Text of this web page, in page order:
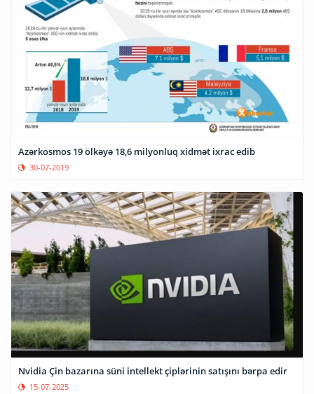
Azərkosmos 19 ölkəyə 18,6 milyonluq xidmət ixrac edib
30-07-2019
Nvidia Çin bazarına süni intellekt çiplərinin satışını bərpa edir
15-07-2025